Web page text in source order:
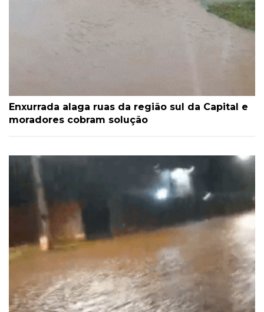
Enxurrada alaga ruas da região sul da Capital e
moradores cobram solução